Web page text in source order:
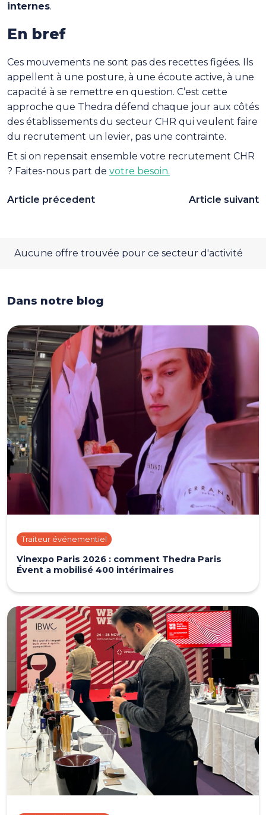
internes.
En bref
Ces mouvements ne sont pas des recettes figées. Ils
appellent à une posture, à une écoute active, à une
capacité à se remettre en question. C’est cette
approche que Thedra défend chaque jour aux côtés
des établissements du secteur CHR qui veulent faire
du recrutement un levier, pas une contrainte.
Et si on repensait ensemble votre recrutement CHR
? Faites-nous part de votre besoin.
Article précedent Article suivant
Aucune offre trouvée pour ce secteur d'activité
Dans notre blog
Traiteur événementiel
Vinexpo Paris 2026 : comment Thedra Paris
Évent a mobilisé 400 intérimaires